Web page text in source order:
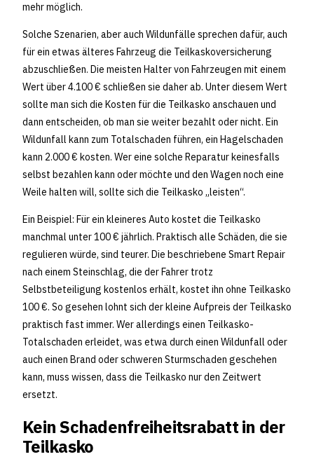
mehr möglich.
Solche Szenarien, aber auch Wildunfälle sprechen dafür, auch
für ein etwas älteres Fahrzeug die Teilkaskoversicherung
abzuschließen. Die meisten Halter von Fahrzeugen mit einem
Wert über 4.100 € schließen sie daher ab. Unter diesem Wert
sollte man sich die Kosten für die Teilkasko anschauen und
dann entscheiden, ob man sie weiter bezahlt oder nicht. Ein
Wildunfall kann zum Totalschaden führen, ein Hagelschaden
kann 2.000 € kosten. Wer eine solche Reparatur keinesfalls
selbst bezahlen kann oder möchte und den Wagen noch eine
Weile halten will, sollte sich die Teilkasko „leisten“.
Ein Beispiel: Für ein kleineres Auto kostet die Teilkasko
manchmal unter 100 € jährlich. Praktisch alle Schäden, die sie
regulieren würde, sind teurer. Die beschriebene Smart Repair
nach einem Steinschlag, die der Fahrer trotz
Selbstbeteiligung kostenlos erhält, kostet ihn ohne Teilkasko
100 €. So gesehen lohnt sich der kleine Aufpreis der Teilkasko
praktisch fast immer. Wer allerdings einen Teilkasko-
Totalschaden erleidet, was etwa durch einen Wildunfall oder
auch einen Brand oder schweren Sturmschaden geschehen
kann, muss wissen, dass die Teilkasko nur den Zeitwert
ersetzt.
Kein Schadenfreiheitsrabatt in der
Teilkasko